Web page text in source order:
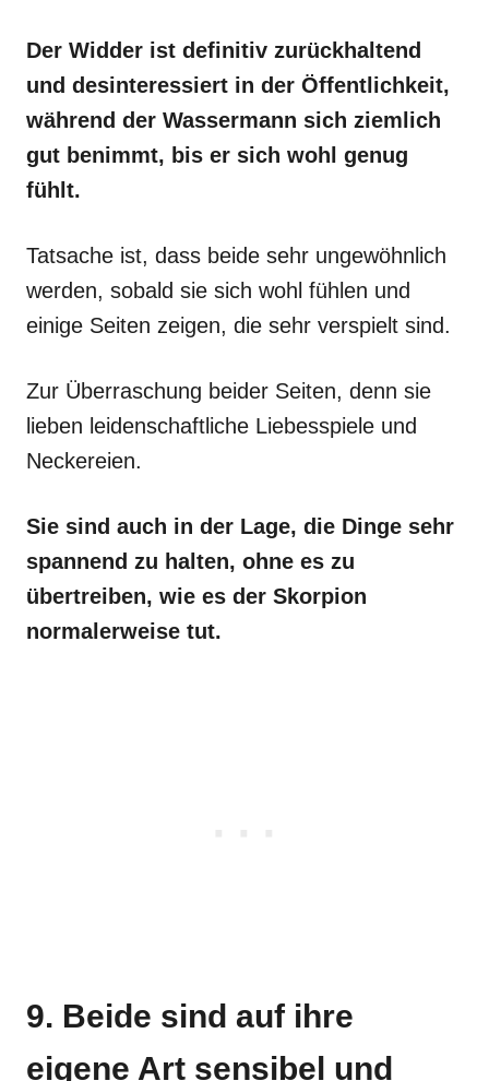
Der Widder ist definitiv zurückhaltend
und desinteressiert in der Öffentlichkeit,
während der Wassermann sich ziemlich
gut benimmt, bis er sich wohl genug
fühlt.
Tatsache ist, dass beide sehr ungewöhnlich
werden, sobald sie sich wohl fühlen und
einige Seiten zeigen, die sehr verspielt sind.
Zur Überraschung beider Seiten, denn sie
lieben leidenschaftliche Liebesspiele und
Neckereien.
Sie sind auch in der Lage, die Dinge sehr
spannend zu halten, ohne es zu
übertreiben, wie es der Skorpion
normalerweise tut.
9. Beide sind auf ihre
eigene Art sensibel und